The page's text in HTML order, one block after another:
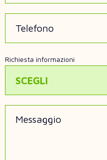
Richiesta informazioni
SCEGLI